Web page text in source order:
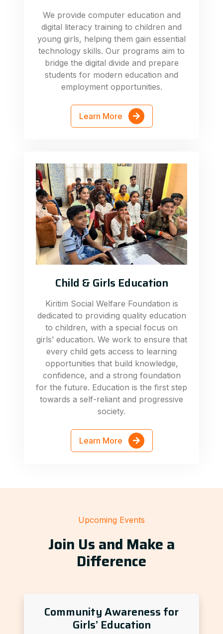
We provide computer education and
digital literacy training to children and
young girls, helping them gain essential
technology skills. Our programs aim to
bridge the digital divide and prepare
students for modern education and
employment opportunities.
Learn More
Child & Girls Education
Kiritim Social Welfare Foundation is
dedicated to providing quality education
to children, with a special focus on
girls’ education. We work to ensure that
every child gets access to learning
opportunities that build knowledge,
confidence, and a strong foundation
for the future. Education is the first step
towards a self-reliant and progressive
society.
Learn More
Upcoming Events
Join Us and Make a
Difference
Community Awareness for
Girls’ Education